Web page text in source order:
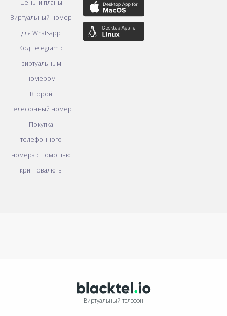
Цены и планы
Виртуальный номер
для Whatsapp
Код Telegram с
виртуальным
номером
Второй
телефонный номер
Покупка
телефонного
номера с помощью
криптовалюты
Виртуальный телефон